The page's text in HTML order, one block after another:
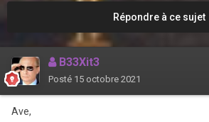
Répondre à ce sujet
B33Xit3
Posté 15 octobre 2021
Ave,